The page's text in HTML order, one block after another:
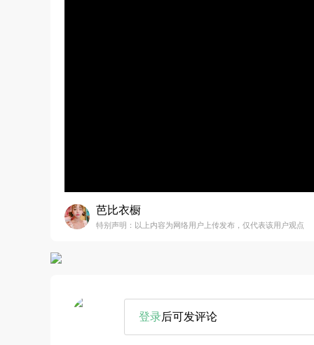
芭比衣橱
特别声明：以上内容为网络用户上传发布，仅代表该用户观点
登录后可发评论